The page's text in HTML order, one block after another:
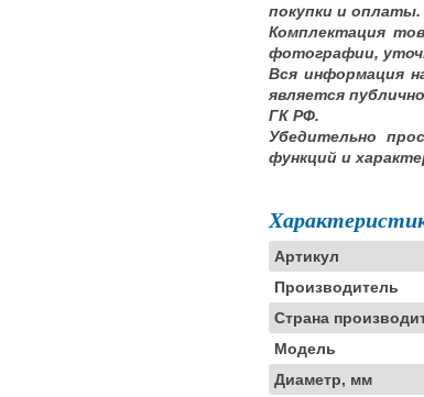
покупки и оплаты.
Комплектация
фотографии,
Вся информация
является
ГК РФ.
Убедительно
функций и
Артикул
Производитель
Страна
Модель
Диаметр, мм